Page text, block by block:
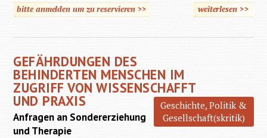
bitte anmelden um zu reservieren >> weiterlesen>>
GEFÄHRDUNGEN DES
BEHINDERTEN MENSCHEN IM
ZUGRIFF VON WISSENSCHAFFT
UND PRAXIS
Geschichte, Politik &
Gesellschaft(skritik)
Anfragen an Sondererziehung
und Therapie